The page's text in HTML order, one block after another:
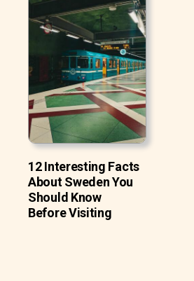
12 Interesting Facts
About Sweden You
Should Know
Before Visiting